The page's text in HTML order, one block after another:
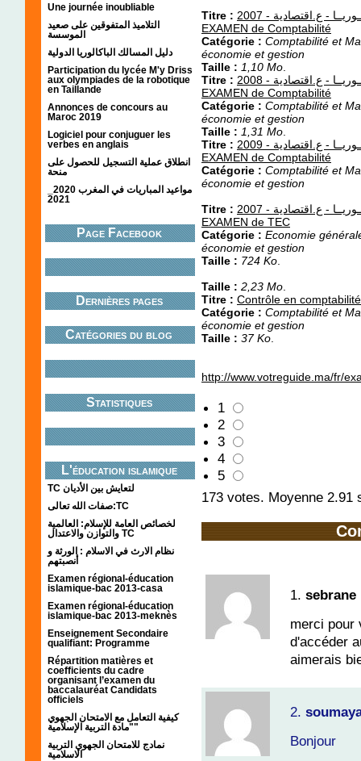
Une journée inoubliable
التلاميذ المتفوقين على صعيد
الموسسة
دليل المسالك الباكالوريا الدولية
Participation du lycée M'y Driss
aux olympiades de la robotique
en Taillande
Annonces de concours au
Maroc 2019
Logiciel pour conjuguer les
verbes en anglais
انطلاق عملية التسجيل للحصول على
منحة
2021
Page Facebook
Dernières pages
Catégories du blog
Statistiques
L'éducation islamique
TC لتعايش بين الأديان
صفات الله تعالى:TC
لخصائص العامة للإسلام: العالمية
والتوازن والاعتدال TC
نظام الارث في الاسلام : الورثة و
أنصبتهم
Examen régional-éducation
islamique-bac 2013-casa
Examen régional-éducation
islamique-bac 2013-meknès
Enseignement Secondaire
qualifiant: Programme
Répartition matières et
coefficients du cadre
organisant l’examen du
baccalauréat Candidats
officiels
كيفية التعامل مع الامتحان الجهوي
"مادة التربية الإسلامية"
نمادج للامتحان الجهوي التربية
الاسلامية
Titre : امــتــحــانــات ثــانــيــة بــاكــالــوريــا - ع.اقتصادية - 2007 - CORRIGE et
EXAMEN de Comptabilité
Catégorie : Comptabilité et
économie et gestion
Taille : 1,10 Mo
Titre : امــتــحــانــات ثــانــيــة بــاكــالــوريــا - ع.اقتصادية - 2008 - CORRIGE et
EXAMEN de Comptabilité
Catégorie : Comptabilité et
économie et gestion
Taille : 1,31 Mo
Titre : امــتــحــانــات ثــانــيــة بــاكــالــوريــا - ع.اقتصادية - 2009 - CORRIGE et
EXAMEN de Comptabilité
Catégorie : Comptabilité et
économie et gestion
Titre : امــتــحــانــات ثــانــيــة بــاكــالــوريــا - ع.اقتصادية - 2007 - CORRIGE et
EXAMEN de TEC
Catégorie : Economie
économie et gestion
Taille : 724 Ko
Taille : 2,23 Mo
Titre : Contrôle en
Catégorie : Comptabilité et
économie et gestion
Taille : 37 Ko
http://www.votreguide.ma/fr/
1
2
3
4
5
173 votes. Moyenne 2.91
1. sebrane
merci pour
d'accéder
aimerais
2.
Bonjour